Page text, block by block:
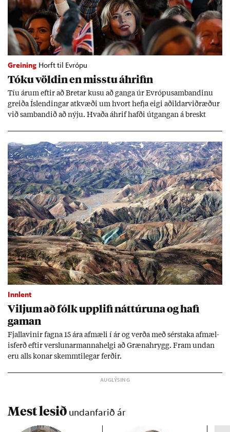
Greining Horft til Evrópu
Tóku völd­in en misstu áhrif­in
Tíu ár­um eft­ir að Bret­ar kusu að ganga úr Evr­ópu­sam­band­inu
greiða Ís­lend­ing­ar at­kvæði um hvort hefja eigi að­ild­ar­við­ræð­ur
við sam­band­ið að nýju. Hvaða áhrif hafði út­gang­an á breskt
Innlent
Vilj­um að fólk upp­lifi nátt­úr­una og hafi
gam­an
Fjalla­vin­ir fagna 15 ára af­mæli í ár og verða með sér­staka af­mæl­
is­ferð eft­ir versl­un­ar­manna­helgi að Græna­hrygg. Fram und­an
eru alls kon­ar skemmti­leg­ar ferð­ir.
Mest lesið undanfarið ár